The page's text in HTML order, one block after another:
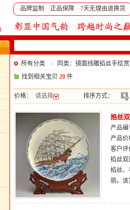
品牌监制 正品保障 7天无理由退换货
所有分类 同类：镜面线雕掐丝手绘
找到相关宝贝 20 件
价格： 请选择 排序方式：
掐丝
产品编
产品价
客户评
掐丝双
掐丝、
丽。该